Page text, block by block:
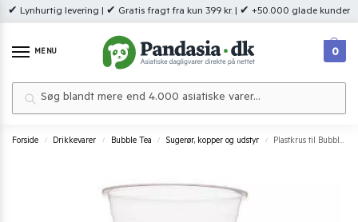
✔ Lynhurtig levering | ✔ Gratis fragt fra kun 399 kr. | ✔ +50.000 glade kunder
MENU 0
Forside / Drikkevarer / Bubble Tea / Sugerør, kopper og udstyr / Plastkrus til Bubble Tea 70 cl. 20 stk.